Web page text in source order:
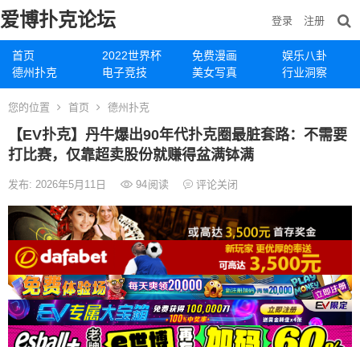
爱博扑克论坛
首页 2022世界杯 免费漫画
娱乐八卦
德州扑克
电子竞技 美女写真 行业洞察
登录 注册
您的位置 首页 德州扑克
【EV扑克】丹牛爆出90年代扑克圈最脏套路：不需要
打比赛，仅靠超卖股份就赚得盆满钵满
发布: 2026年5月11日 94阅读 评论关闭